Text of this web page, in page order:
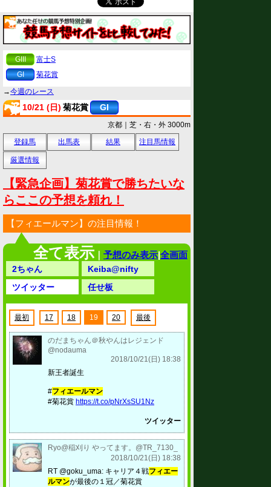
GIII
富士S
GI
菊花賞
→今週のレース
10/21 (日) 菊花賞 GI
京都｜芝・右・外 3000m
登録馬
出馬表 結果 注目馬情報
厳選情報
【緊急企画】菊花賞で勝ちたいな
らここの予想を頼れ！
【フィエールマン】の注目情報！
全て表示 ｜ 予想のみ表示|全画面
2ちゃん
Keiba@nifty
ツイッター
任せ板
最初 17 18 19 20 最後
のだまちゃん＠秋やんはレジェンド
@nodauma
2018/10/21(日) 18:38
新王者誕生
#フィエールマン
#菊花賞 https://t.co/pNrXsSU1Nz
ツイッター
Ryo@稲刈り やってます。@TR_7130_
2018/10/21(日) 18:38
RT @goku_uma: キャリア４戦フィエー
ルマンが最後の１冠／菊花賞